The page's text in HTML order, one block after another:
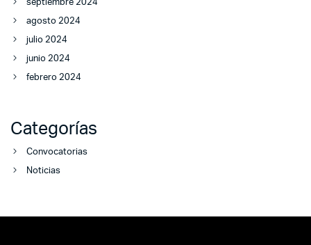
septiembre 2024
agosto 2024
julio 2024
junio 2024
febrero 2024
Categorías
Convocatorias
Noticias